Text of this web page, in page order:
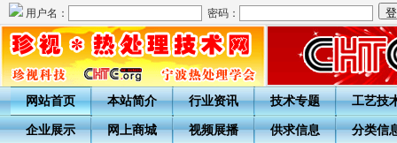
用户名： 密码：
网站首页 本站简介 行业资讯 技术专题 工艺技
企业展示 网上商城 视频展播 供求信息 分类信